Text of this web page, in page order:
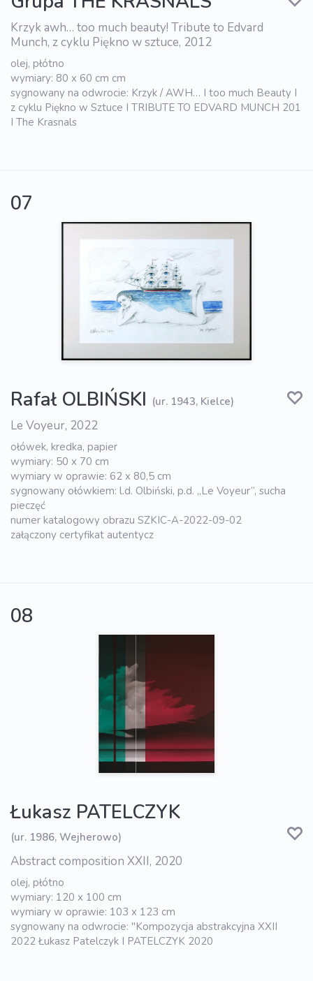
Krzyk awh… too much beauty! Tribute to Edvard
Munch, z cyklu Piękno w sztuce, 2012
olej, płótno
wymiary: 80 x 60 cm cm
sygnowany na odwrocie: Krzyk / AWH… I too much Beauty I
z cyklu Piękno w Sztuce I TRIBUTE TO EDVARD MUNCH 201
I The Krasnals
07
Rafał OLBIŃSKI (ur. 1943, Kielce)
Le Voyeur, 2022
ołówek, kredka, papier
wymiary: 50 x 70 cm
wymiary w oprawie: 62 x 80,5 cm
sygnowany ołówkiem: l.d. Olbiński, p.d. „Le Voyeur”, sucha
pieczęć
numer katalogowy obrazu SZKIC-A-2022-09-02
załączony certyfikat autentycz
08
Łukasz PATELCZYK
(ur. 1986, Wejherowo)
Abstract composition XXII, 2020
olej, płótno
wymiary: 120 x 100 cm
wymiary w oprawie: 103 x 123 cm
sygnowany na odwrocie: "Kompozycja abstrakcyjna XXII
2022 Łukasz Patelczyk I PATELCZYK 2020